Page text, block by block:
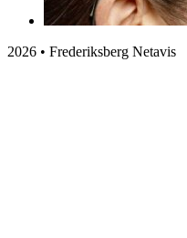
2026 • Frederiksberg Netavis